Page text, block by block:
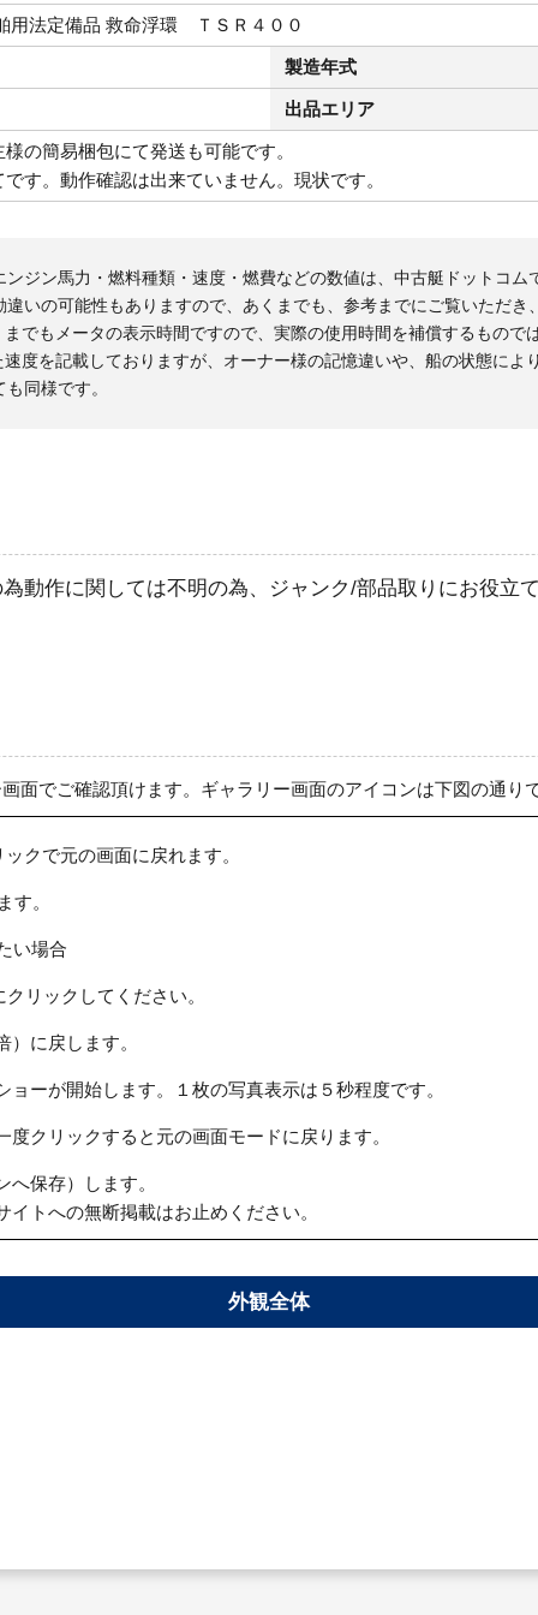
法定備品 救命浮環 ＴＳＲ４００
製造年式
出品エリア
の簡易梱包にて発送も可能です。
す。動作確認は出来ていません。現状です。
ジン馬力・燃料種類・速度・燃費などの数値は、中古艇ドットコ
いの可能性もありますので、あくまでも、参考までにご覧いただ
でもメータの表示時間ですので、実際の使用時間を補償するもので
度を記載しておりますが、オーナー様の記憶違いや、船の状態に
同様です。
動作に関しては不明の為、ジャンク/部品取りにお役立
面でご確認頂けます。ギャラリー画面のアイコンは下図の通り
クで元の画面に戻れます。
す。
い場合
リックしてください。
に戻します。
ーが開始します。１枚の写真表示は５秒程度です。
クリックすると元の画面モードに戻ります。
保存）します。
トへの無断掲載はお止めください。
外観全体